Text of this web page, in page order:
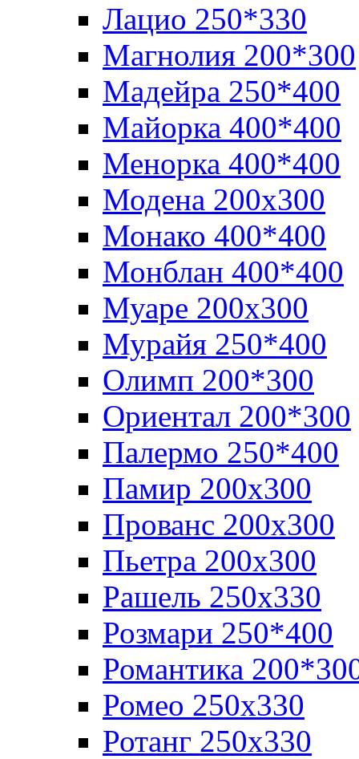
Лацио 250*330
Магнолия 200*300
Мадейра 250*400
Майорка 400*400
Менорка 400*400
Модена 200х300
Монако 400*400
Монблан 400*400
Муаре 200х300
Мурайя 250*400
Олимп 200*300
Ориентал 200*300
Палермо 250*400
Памир 200х300
Прованс 200х300
Пьетра 200х300
Рашель 250х330
Розмари 250*400
Романтика
Ромео 250x330
Ротанг 250х330